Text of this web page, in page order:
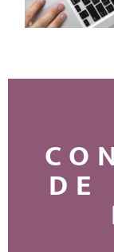
DE